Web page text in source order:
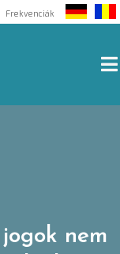
Frekvenciák
nem